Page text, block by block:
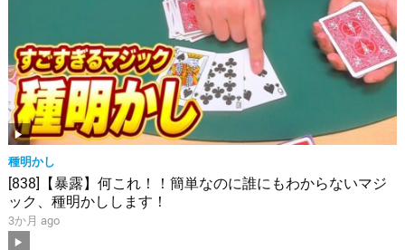
種明かし
[838]【暴露】何これ！！簡単なのに誰にもわからないマジ
ック、種明かしします！
3か月 ago